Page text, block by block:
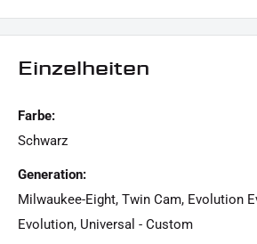
originalen Kabel müssen
LIEFERUMFANG:
1x Montagematerial
Einzelheiten
Farbe:
Schwarz
Generation:
Milwaukee-Eight, Twin Cam, Evolution
Evolution, Universal - Custom